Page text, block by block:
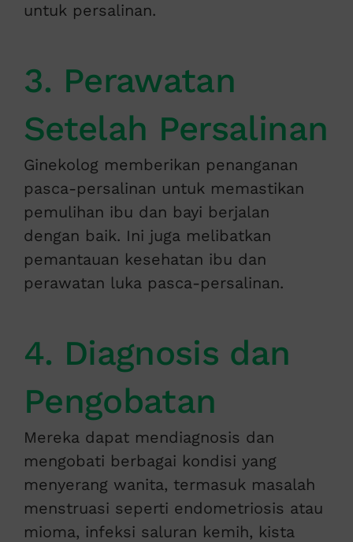
untuk persalinan.
3. Perawatan
Setelah Persalinan
Ginekolog memberikan penanganan
pasca-persalinan untuk memastikan
pemulihan ibu dan bayi berjalan
dengan baik. Ini juga melibatkan
pemantauan kesehatan ibu dan
perawatan luka pasca-persalinan.
4. Diagnosis dan
Pengobatan
Mereka dapat mendiagnosis dan
mengobati berbagai kondisi yang
menyerang wanita, termasuk masalah
menstruasi seperti endometriosis atau
mioma, infeksi saluran kemih, kista